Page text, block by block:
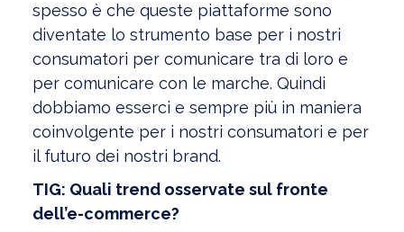
spesso è che queste piattaforme sono
diventate lo strumento base per i nostri
consumatori per comunicare tra di loro e
per comunicare con le marche. Quindi
dobbiamo esserci e sempre più in maniera
coinvolgente per i nostri consumatori e per
il futuro dei nostri brand.
TIG: Quali trend osservate sul fronte
dell’e-commerce?